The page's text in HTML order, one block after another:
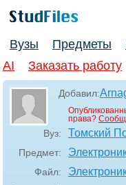
Вузы Предметы
AI
Заказать работу
Добавил:
права?
Вуз: Томский
Предмет:
Файл: